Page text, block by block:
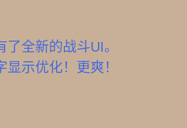
全新的战斗UI。
示优化！更爽！